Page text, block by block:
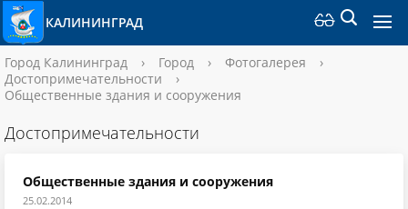
КАЛИНИНГРАД
Город Калининград › Город › Фотогалерея
›
Достопримечательности
›
Общественные здания и сооружения
Достопримечательности
Общественные здания и сооружения
25.02.2014